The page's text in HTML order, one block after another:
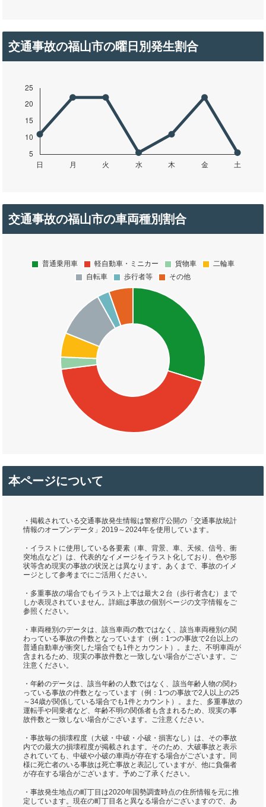
交通事故の福山市の曜日別発生割合
交通事故の福山市の車両種別割合
本ページについて
・掲載されている交通事故発生情報は警察庁公開の「交通事故統計
情報のオープンデータ」2019～2024年を使用しています。
・イラストに使用している各要素（車、背景、車、天候、信号、衝
突地点など）は、代表的なイメージをイラスト化しており、色や形
状等含め現実の事故の状況とは異なります。あくまで、事故のイメ
ージとして参考までにご活用ください。
・多重事故の場合でもイラスト上では最大２台（歩行者含む）まで
しか表現されていません。詳細は事故の個別ページの文字情報をご
参照ください。
・車両種別のデータは、該当車両の数ではなく、該当車両種別の関
わっている事故の件数となっています（例：1つの事故で2台以上の
普通自動車が衝突した場合でも1件とカウント）。また、不明車両が
含まれるため、現実の事故件数と一致しない場合がございます。ご
注意ください。
・年齢のデータは、該当年齢の人数ではなく、該当年齢人物の関わ
っている事故の件数となっています（例：1つの事故で2人以上の25
～34歳が関係している場合でも1件とカウント）。また、多重事故の
運転手や同乗者など、年齢不明の関係者も含まれるため、現実の事
故件数と一致しない場合がございます。ご注意ください。
・事故毎の損壊程度（大破・中破・小破・損害なし）は、その事故
内での最大の損壊程度が掲載されます。そのため、大破事故と表示
されていても、中破や小破の車両が存在する場合がございます。同
様に死亡者のいる事故は死亡事故と表記していますが、他に負傷者
が存在する場合がございます。予めご了承ください。
・事故発生地点の町丁目は2020年国勢調査時点の住所情報を元に推
定しています。現在の町丁目名と異なる場合がございますので、あ